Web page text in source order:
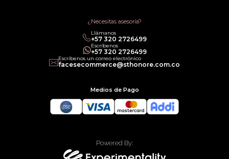
Política legal de Gift Cards¿Necesitas asesoría?
Llámanos
‎+57 320 2726499
Escríbenos
‎+57 320 2726499
Escríbenos un correo electrónico
facesecommerce@sthonore.com.co
Medios de Pago
Powered By: